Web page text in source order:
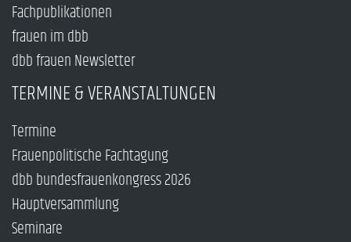
Fachpublikationen
frauen im dbb
dbb frauen Newsletter
TERMINE & VERANSTALTUNGEN
Termine
Frauenpolitische Fachtagung
dbb bundesfrauenkongress 2026
Hauptversammlung
Seminare